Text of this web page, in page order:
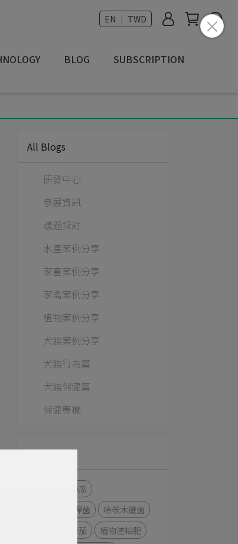
EN ｜ TWD
BLOG
SUBSCRIPTION
All Blogs
研發中心
參展資訊
議題探討
水產案例分享
家畜案例分享
家禽案例分享
植物案例分享
犬貓案例分享
犬貓行為篇
犬貓保健篇
保健專欄
Categories
櫛瓜
貝萊斯芽孢桿菌
哈茨木黴菌
小番茄
植物渣粕肥